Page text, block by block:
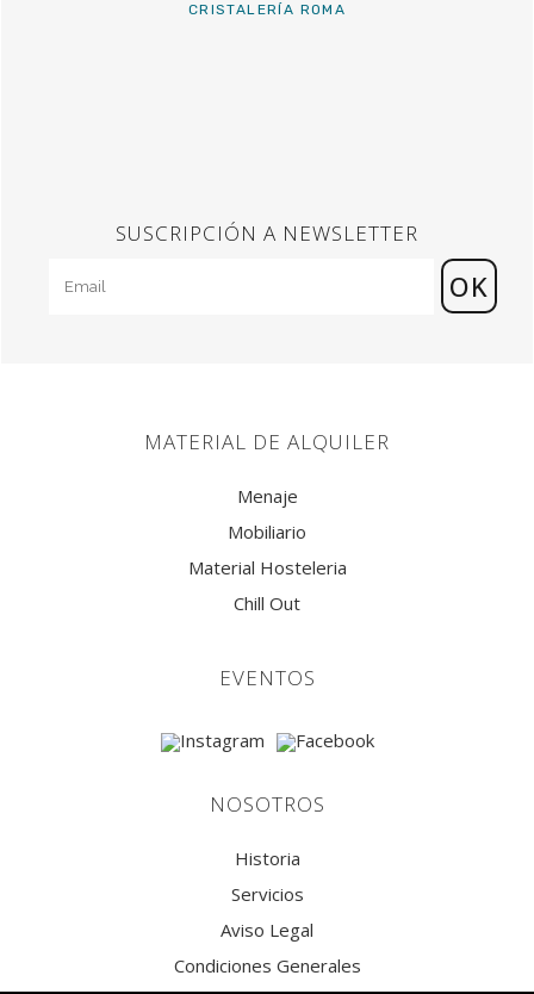
CRISTALERÍA ROMA
SUSCRIPCIÓN A NEWSLETTER
MATERIAL DE ALQUILER
Menaje
Mobiliario
Material Hosteleria
Chill Out
EVENTOS
NOSOTROS
Historia
Servicios
Aviso Legal
Condiciones Generales